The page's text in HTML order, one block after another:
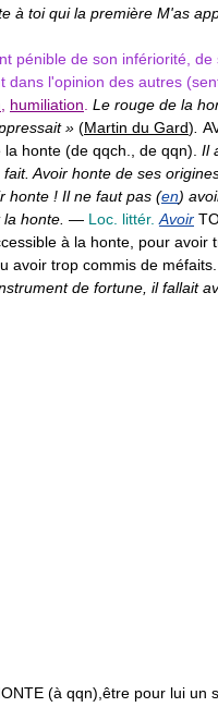
à toi qui la première M'as
pénible de son infériorité,
dans l'opinion des autres
humiliation Le rouge de la
» (Martin du Gard)
honte (de qqch., de qqn). Il
Avoir honte de ses
honte ! Il ne faut pas (en)
honte. — Loc. littér. Avoir
à la honte, pour avoir
avoir trop commis de méfaits.
de fortune, il fallait
(à qqn), être pour lui un